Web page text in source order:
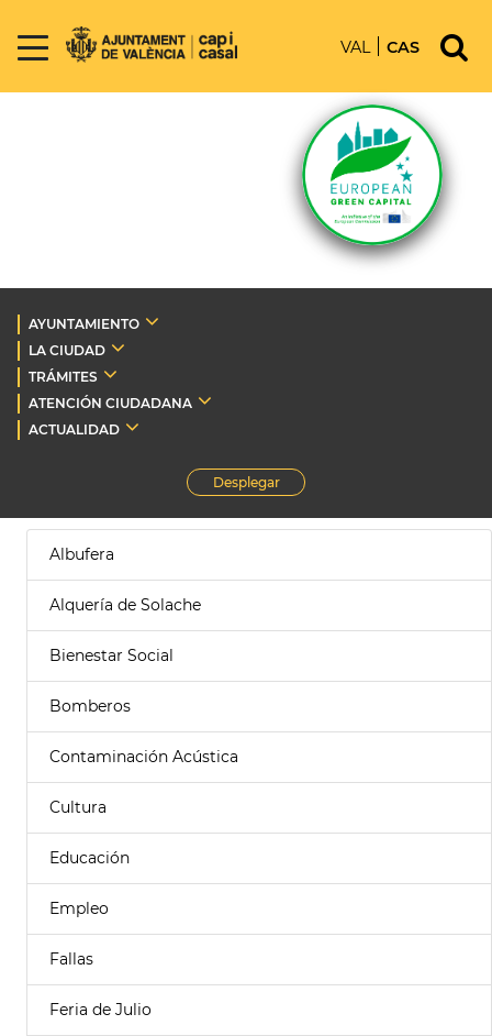
VAL CAS
AYUNTAMIENTO
LA CIUDAD
TRÁMITES
ATENCIÓN CIUDADANA
ACTUALIDAD
Desplegar
Albufera
Alquería de Solache
Bienestar Social
Bomberos
Contaminación Acústica
Cultura
Educación
Empleo
Fallas
Feria de Julio